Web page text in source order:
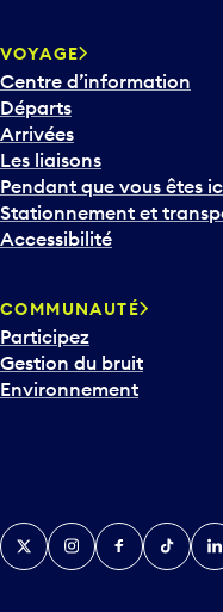
VOYAGE
Centre d’information
Départs
Arrivées
Les liaisons
Pendant que vous êtes
Stationnement et
Accessibilité
COMMUNAUTÉ
Participez
Gestion du bruit
Environnement
TwitterInstagramFacebook
TikTok